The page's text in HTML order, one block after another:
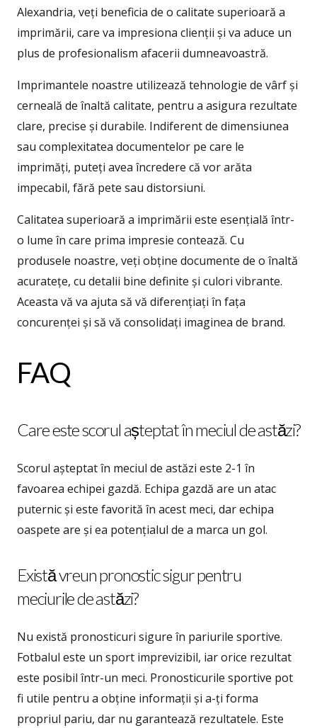
Alexandria, veți beneficia de o calitate superioară a
imprimării, care va impresiona clienții și va aduce un
plus de profesionalism afacerii dumneavoastră.
Imprimantele noastre utilizează tehnologie de vârf și
cerneală de înaltă calitate, pentru a asigura rezultate
clare, precise și durabile. Indiferent de dimensiunea
sau complexitatea documentelor pe care le
imprimăți, puteți avea încredere că vor arăta
impecabil, fără pete sau distorsiuni.
Calitatea superioară a imprimării este esențială într-
o lume în care prima impresie contează. Cu
produsele noastre, veți obține documente de o înaltă
acuratețe, cu detalii bine definite și culori vibrante.
Aceasta vă va ajuta să vă diferențiați în fața
concurenței și să vă consolidați imaginea de brand.
FAQ
Care este scorul așteptat în meciul de astăzi?
Scorul așteptat în meciul de astăzi este 2-1 în
favoarea echipei gazdă. Echipa gazdă are un atac
puternic și este favorită în acest meci, dar echipa
oaspete are și ea potențialul de a marca un gol.
Există vreun pronostic sigur pentru
meciurile de astăzi?
Nu există pronosticuri sigure în pariurile sportive.
Fotbalul este un sport imprevizibil, iar orice rezultat
este posibil într-un meci. Pronosticurile sportive pot
fi utile pentru a obține informații și a-ți forma
propriul pariu, dar nu garantează rezultatele. Este